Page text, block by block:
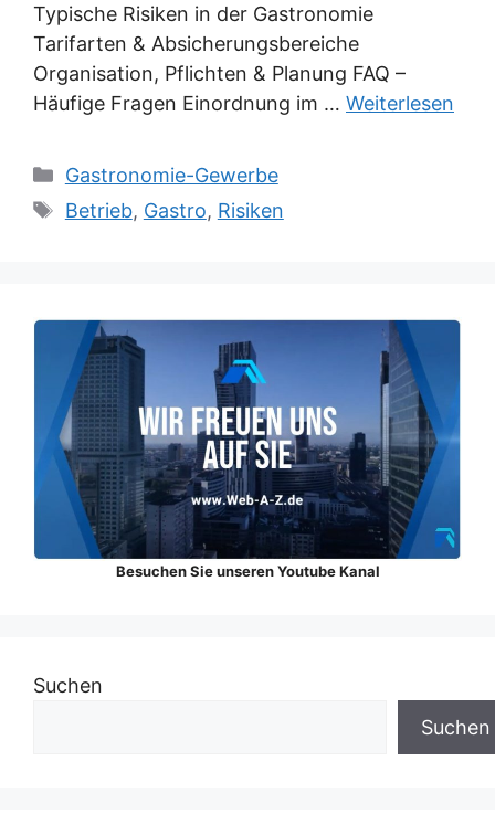
Typische Risiken in der Gastronomie
Tarifarten & Absicherungsbereiche
Organisation, Pflichten & Planung FAQ –
Häufige Fragen Einordnung im … Weiterlesen
Kategorien
Gastronomie-Gewerbe
Schlagwörter
Betrieb, Gastro, Risiken
Besuchen Sie unseren Youtube Kanal
Suchen
Suchen